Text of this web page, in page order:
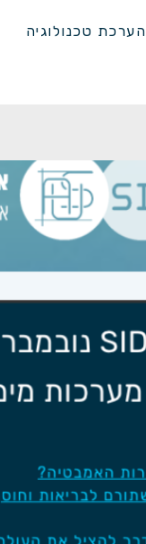
הערכת טכנולוגיה